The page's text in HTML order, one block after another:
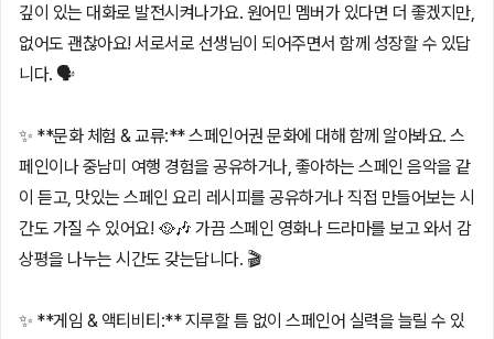
깊이 있는 대화로 발전시켜나가요. 원어민 멤버가 있다면 더 좋겠지만,
없어도 괜찮아요! 서로서로 선생님이 되어주면서 함께 성장할 수 있답
니다. 🗣️
✨ **문화 체험 & 교류:** 스페인어권 문화에 대해 함께 알아봐요. 스
페인이나 중남미 여행 경험을 공유하거나, 좋아하는 스페인 음악을 같
이 듣고, 맛있는 스페인 요리 레시피를 공유하거나 직접 만들어보는 시
간도 가질 수 있어요! 🥘🎶 가끔 스페인 영화나 드라마를 보고 와서 감
상평을 나누는 시간도 갖는답니다. 🎬
✨ **게임 & 액티비티:** 지루할 틈 없이 스페인어 실력을 늘릴 수 있